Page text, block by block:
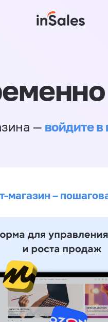
— войдите в
магазин –